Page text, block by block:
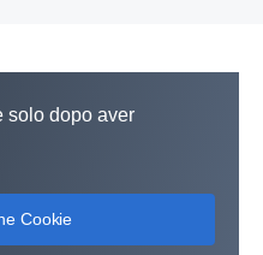
solo dopo aver
Cookie